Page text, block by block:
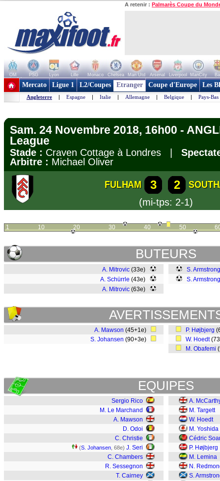
A retenir : Palmarès Coupe du
OM PSG Lyon Lille Monaco Chelsea Man Utd Arsenal Liverpool ManCity
+ de clubs
Mercato Ligue 1 L2/Coupes Etranger Coupe d'Europe Les
Angleterre | Espagne | Italie | Allemagne | Belgique | Pays-Bas
Sam. 24 Novembre 2018, 16h00 -
League
Stade : Craven Cottage à Londres |
Arbitre : Michael Oliver
FULHAM 3 2
(mi-tps: 2-1)
1 10 20 30 40 50
BUTEURS
A. Mitrovic (33e)
A. Schürrle (43e)
A. Mitrovic (63e)
S. Armstrong
S. Armstrong
A. Mawson (45+1e)
S. Johansen (90+3e)
P. Højbjerg
W. Hoedt
M. Obafemi
EQUIPES
Sergio Rico
M. Le Marchand
A. Mawson
D. Odoi
C. Christie
(S. Johansen , 68e) J. Seri
C. Chambers
R. Sessegnon
T. Cairney
A.
M. Targett
W. Hoedt
M. Yoshida
Cédric
P. Højbjerg
M. Lemina
N.
S.